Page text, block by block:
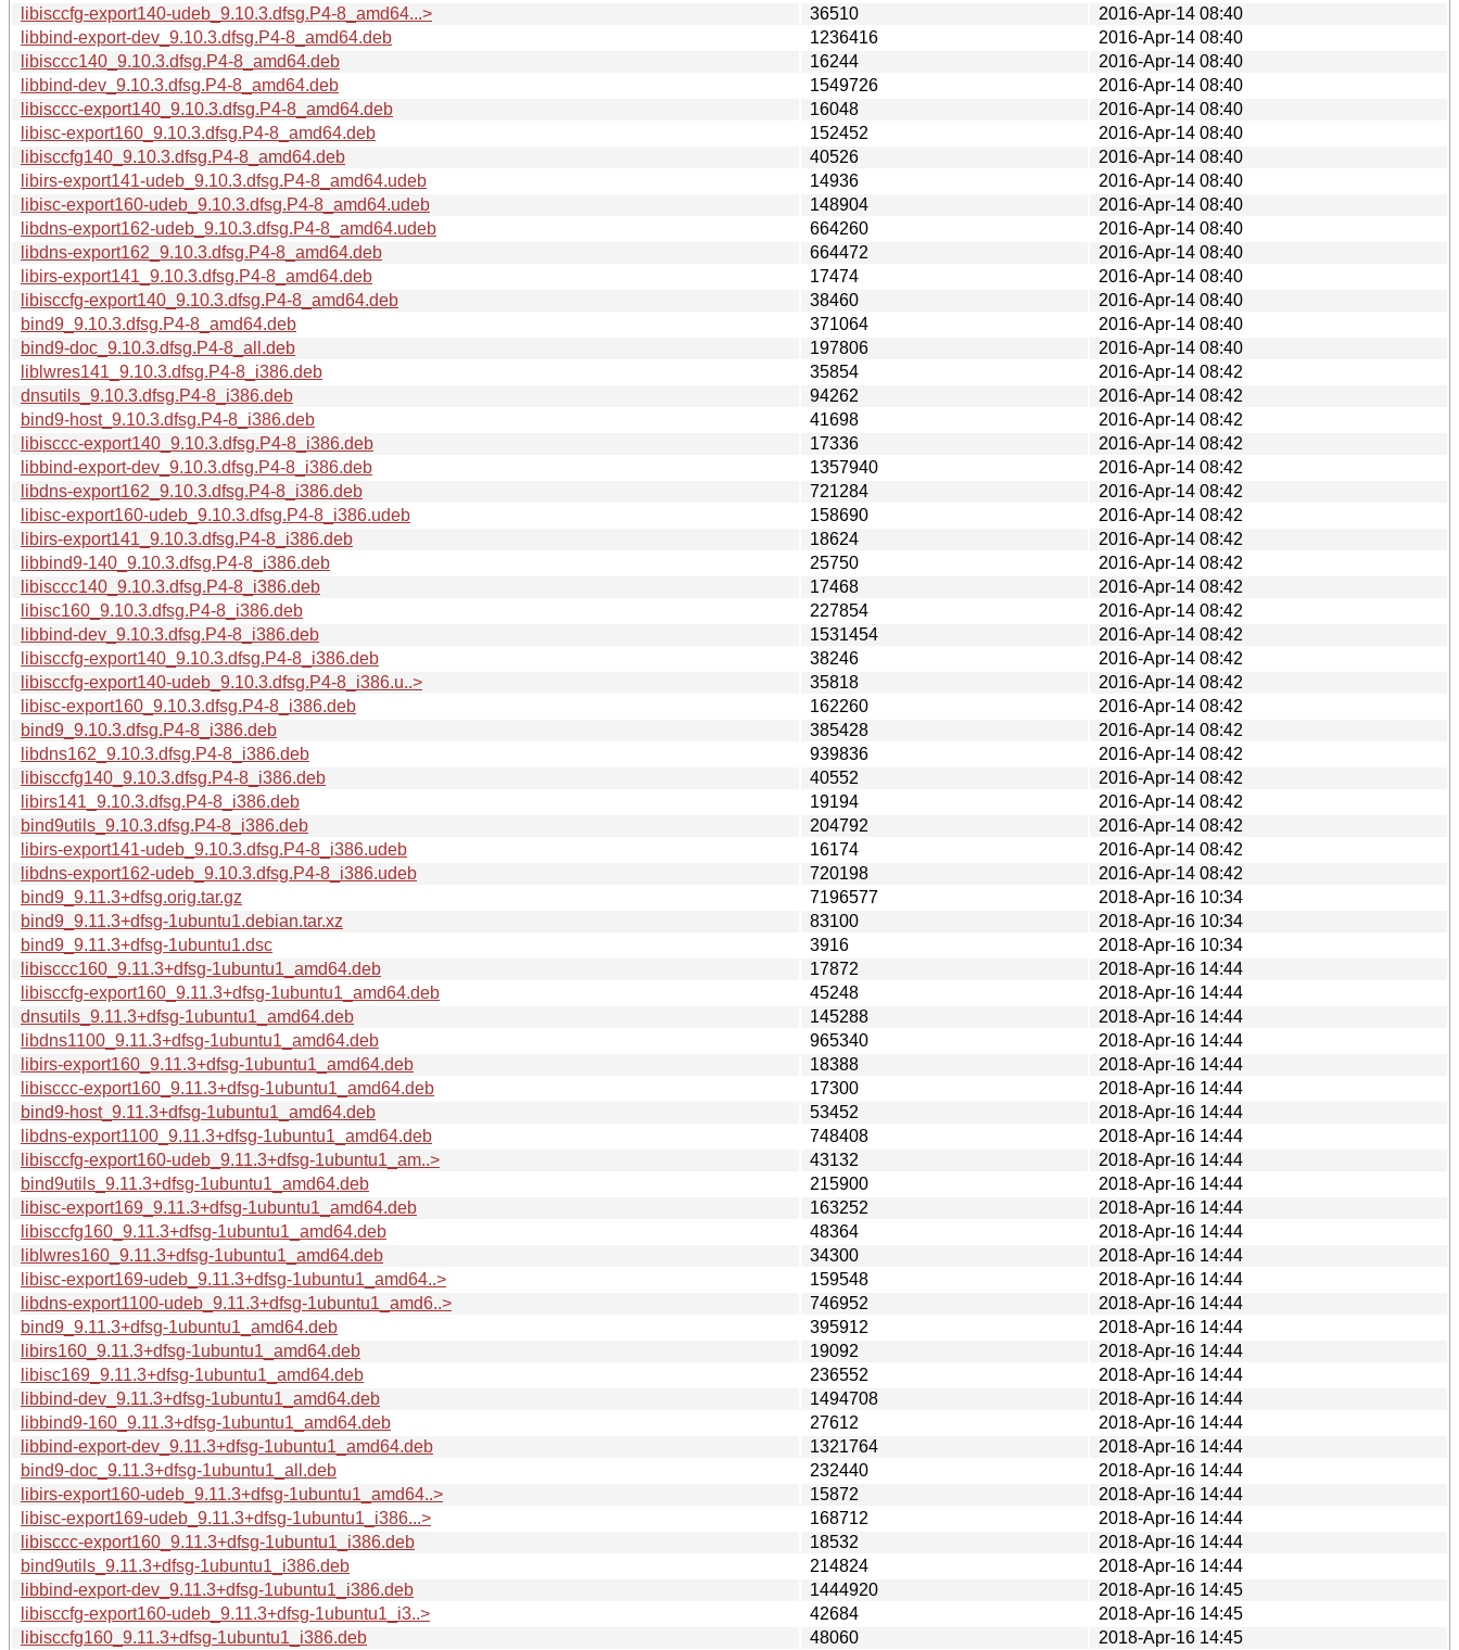
libisccfg-export140-udeb_9.10.3.dfsg.P4-8_amd64...>
36510
2016-Apr-14 08:40
libbind-export-dev_9.10.3.dfsg.P4-8_amd64.deb
1236416
2016-Apr-14 08:40
libisccc140_9.10.3.dfsg.P4-8_amd64.deb
16244
2016-Apr-14 08:40
libbind-dev_9.10.3.dfsg.P4-8_amd64.deb
1549726
2016-Apr-14 08:40
libisccc-export140_9.10.3.dfsg.P4-8_amd64.deb
16048
2016-Apr-14 08:40
libisc-export160_9.10.3.dfsg.P4-8_amd64.deb
152452
2016-Apr-14 08:40
libisccfg140_9.10.3.dfsg.P4-8_amd64.deb
40526
2016-Apr-14 08:40
libirs-export141-udeb_9.10.3.dfsg.P4-8_amd64.udeb
14936
2016-Apr-14 08:40
libisc-export160-udeb_9.10.3.dfsg.P4-8_amd64.udeb
148904
2016-Apr-14 08:40
libdns-export162-udeb_9.10.3.dfsg.P4-8_amd64.udeb
664260
2016-Apr-14 08:40
libdns-export162_9.10.3.dfsg.P4-8_amd64.deb
664472
2016-Apr-14 08:40
libirs-export141_9.10.3.dfsg.P4-8_amd64.deb
17474
2016-Apr-14 08:40
libisccfg-export140_9.10.3.dfsg.P4-8_amd64.deb
38460
2016-Apr-14 08:40
bind9_9.10.3.dfsg.P4-8_amd64.deb
371064
2016-Apr-14 08:40
bind9-doc_9.10.3.dfsg.P4-8_all.deb
197806
2016-Apr-14 08:40
liblwres141_9.10.3.dfsg.P4-8_i386.deb
35854
2016-Apr-14 08:42
dnsutils_9.10.3.dfsg.P4-8_i386.deb
94262
2016-Apr-14 08:42
bind9-host_9.10.3.dfsg.P4-8_i386.deb
41698
2016-Apr-14 08:42
libisccc-export140_9.10.3.dfsg.P4-8_i386.deb
17336
2016-Apr-14 08:42
libbind-export-dev_9.10.3.dfsg.P4-8_i386.deb
1357940
2016-Apr-14 08:42
libdns-export162_9.10.3.dfsg.P4-8_i386.deb
721284
2016-Apr-14 08:42
libisc-export160-udeb_9.10.3.dfsg.P4-8_i386.udeb
158690
2016-Apr-14 08:42
libirs-export141_9.10.3.dfsg.P4-8_i386.deb
18624
2016-Apr-14 08:42
libbind9-140_9.10.3.dfsg.P4-8_i386.deb
25750
2016-Apr-14 08:42
libisccc140_9.10.3.dfsg.P4-8_i386.deb
17468
2016-Apr-14 08:42
libisc160_9.10.3.dfsg.P4-8_i386.deb
227854
2016-Apr-14 08:42
libbind-dev_9.10.3.dfsg.P4-8_i386.deb
1531454
2016-Apr-14 08:42
libisccfg-export140_9.10.3.dfsg.P4-8_i386.deb
38246
2016-Apr-14 08:42
libisccfg-export140-udeb_9.10.3.dfsg.P4-8_i386.u..>
35818
2016-Apr-14 08:42
libisc-export160_9.10.3.dfsg.P4-8_i386.deb
162260
2016-Apr-14 08:42
bind9_9.10.3.dfsg.P4-8_i386.deb
385428
2016-Apr-14 08:42
libdns162_9.10.3.dfsg.P4-8_i386.deb
939836
2016-Apr-14 08:42
libisccfg140_9.10.3.dfsg.P4-8_i386.deb
40552
2016-Apr-14 08:42
libirs141_9.10.3.dfsg.P4-8_i386.deb
19194
2016-Apr-14 08:42
bind9utils_9.10.3.dfsg.P4-8_i386.deb
204792
2016-Apr-14 08:42
libirs-export141-udeb_9.10.3.dfsg.P4-8_i386.udeb
16174
2016-Apr-14 08:42
libdns-export162-udeb_9.10.3.dfsg.P4-8_i386.udeb
720198
2016-Apr-14 08:42
bind9_9.11.3+dfsg.orig.tar.gz
7196577
2018-Apr-16 10:34
bind9_9.11.3+dfsg-1ubuntu1.debian.tar.xz
83100
2018-Apr-16 10:34
bind9_9.11.3+dfsg-1ubuntu1.dsc
3916
2018-Apr-16 10:34
libisccc160_9.11.3+dfsg-1ubuntu1_amd64.deb
17872
2018-Apr-16 14:44
libisccfg-export160_9.11.3+dfsg-1ubuntu1_amd64.deb
45248
2018-Apr-16 14:44
dnsutils_9.11.3+dfsg-1ubuntu1_amd64.deb
145288
2018-Apr-16 14:44
libdns1100_9.11.3+dfsg-1ubuntu1_amd64.deb
965340
2018-Apr-16 14:44
libirs-export160_9.11.3+dfsg-1ubuntu1_amd64.deb
18388
2018-Apr-16 14:44
libisccc-export160_9.11.3+dfsg-1ubuntu1_amd64.deb
17300
2018-Apr-16 14:44
bind9-host_9.11.3+dfsg-1ubuntu1_amd64.deb
53452
2018-Apr-16 14:44
libdns-export1100_9.11.3+dfsg-1ubuntu1_amd64.deb
748408
2018-Apr-16 14:44
libisccfg-export160-udeb_9.11.3+dfsg-1ubuntu1_am..>
43132
2018-Apr-16 14:44
bind9utils_9.11.3+dfsg-1ubuntu1_amd64.deb
215900
2018-Apr-16 14:44
libisc-export169_9.11.3+dfsg-1ubuntu1_amd64.deb
163252
2018-Apr-16 14:44
libisccfg160_9.11.3+dfsg-1ubuntu1_amd64.deb
48364
2018-Apr-16 14:44
liblwres160_9.11.3+dfsg-1ubuntu1_amd64.deb
34300
2018-Apr-16 14:44
libisc-export169-udeb_9.11.3+dfsg-1ubuntu1_amd64..>
159548
2018-Apr-16 14:44
libdns-export1100-udeb_9.11.3+dfsg-1ubuntu1_amd6..>
746952
2018-Apr-16 14:44
bind9_9.11.3+dfsg-1ubuntu1_amd64.deb
395912
2018-Apr-16 14:44
libirs160_9.11.3+dfsg-1ubuntu1_amd64.deb
19092
2018-Apr-16 14:44
libisc169_9.11.3+dfsg-1ubuntu1_amd64.deb
236552
2018-Apr-16 14:44
libbind-dev_9.11.3+dfsg-1ubuntu1_amd64.deb
1494708
2018-Apr-16 14:44
libbind9-160_9.11.3+dfsg-1ubuntu1_amd64.deb
27612
2018-Apr-16 14:44
libbind-export-dev_9.11.3+dfsg-1ubuntu1_amd64.deb
1321764
2018-Apr-16 14:44
bind9-doc_9.11.3+dfsg-1ubuntu1_all.deb
232440
2018-Apr-16 14:44
libirs-export160-udeb_9.11.3+dfsg-1ubuntu1_amd64..>
15872
2018-Apr-16 14:44
libisc-export169-udeb_9.11.3+dfsg-1ubuntu1_i386...>
168712
2018-Apr-16 14:44
libisccc-export160_9.11.3+dfsg-1ubuntu1_i386.deb
18532
2018-Apr-16 14:44
bind9utils_9.11.3+dfsg-1ubuntu1_i386.deb
214824
2018-Apr-16 14:44
libbind-export-dev_9.11.3+dfsg-1ubuntu1_i386.deb
1444920
2018-Apr-16 14:45
libisccfg-export160-udeb_9.11.3+dfsg-1ubuntu1_i3..>
42684
2018-Apr-16 14:45
libisccfg160_9.11.3+dfsg-1ubuntu1_i386.deb
48060
2018-Apr-16 14:45